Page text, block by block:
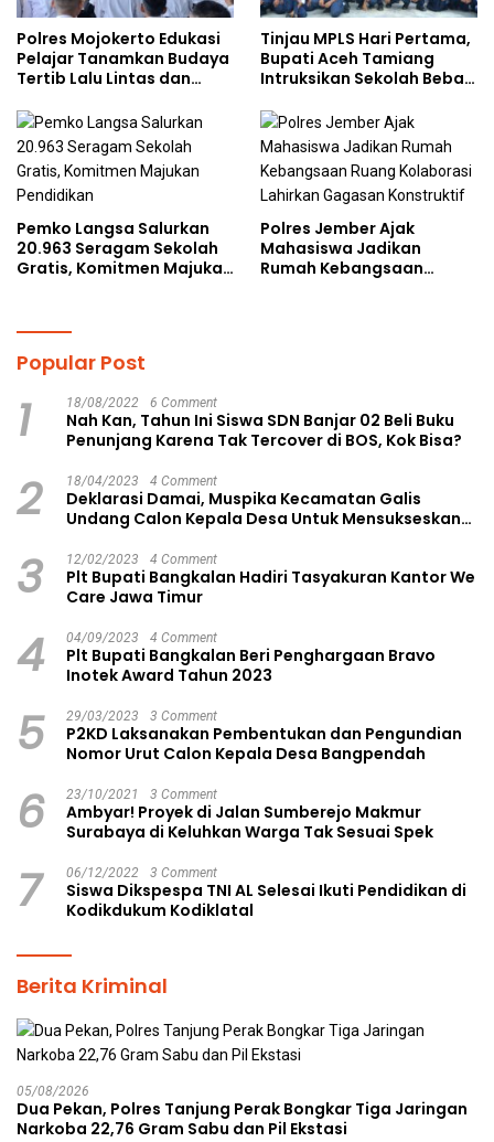
Polres Mojokerto Edukasi
Pelajar Tanamkan Budaya
Tertib Lalu Lintas dan
Tinjau MPLS Hari Pertama,
Bupati Aceh Tamiang
Intruksikan Sekolah Bebas
Pemko Langsa Salurkan
20.963 Seragam Sekolah
Gratis, Komitmen Majukan
Polres Jember Ajak
Mahasiswa Jadikan
Rumah Kebangsaan
Popular Post
1 18/08/2022 6 Comment
Nah Kan, Tahun Ini Siswa SDN Banjar 02 Beli Buku
Penunjang Karena Tak Tercover di BOS, Kok Bisa?
2 18/04/2023 4 Comment
Deklarasi Damai, Muspika Kecamatan Galis
Undang Calon Kepala Desa Untuk Mensukseskan
3 12/02/2023 4 Comment
Plt Bupati Bangkalan Hadiri Tasyakuran Kantor We
Care Jawa Timur
4 04/09/2023 4 Comment
Plt Bupati Bangkalan Beri Penghargaan Bravo
Inotek Award Tahun 2023
5 29/03/2023 3 Comment
P2KD Laksanakan Pembentukan dan Pengundian
Nomor Urut Calon Kepala Desa Bangpendah
6 23/10/2021 3 Comment
Ambyar! Proyek di Jalan Sumberejo Makmur
Surabaya di Keluhkan Warga Tak Sesuai Spek
7 06/12/2022 3 Comment
Siswa Dikspespa TNI AL Selesai Ikuti Pendidikan di
Kodikdukum Kodiklatal
Berita Kriminal
05/08/2026
Dua Pekan, Polres Tanjung Perak Bongkar Tiga Jaringan
Narkoba 22,76 Gram Sabu dan Pil Ekstasi